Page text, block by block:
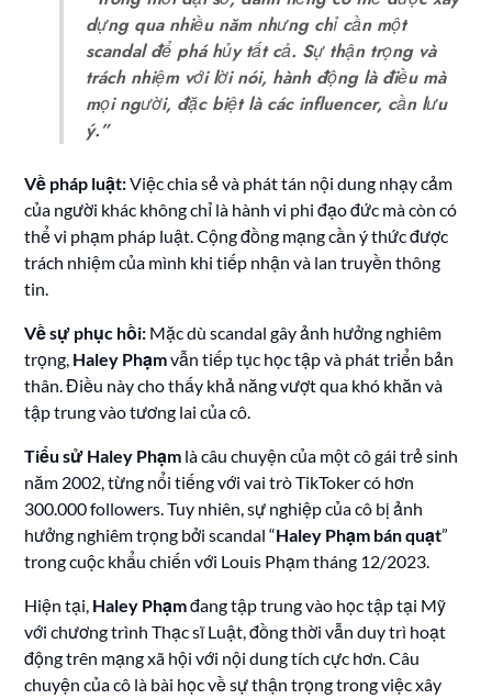
dựng qua nhiều năm nhưng chỉ cần một
scandal để phá hủy tất cả. Sự thận trọng và
trách nhiệm với lời nói, hành động là điều mà
mọi người, đặc biệt là các influencer, cần lưu
ý.”
Về pháp luật:Việc chia sẻ và phát tán nội dung nhạy cảm
của người khác không chỉ là hành vi phi đạo đức mà còn có
thể vi phạm pháp luật. Cộng đồng mạng cần ý thức được
trách nhiệm của mình khi tiếp nhận và lan truyền thông
tin.
Về sự phục hồi: Mặc dù scandal gây ảnh hưởng nghiêm
trọng, Haley Phạmvẫn tiếp tục học tập và phát triển bản
thân. Điều này cho thấy khả năng vượt qua khó khăn và
tập trung vào tương lai của cô.
Tiểu sử Haley Phạm là câu chuyện của một cô gái trẻ sinh
năm 2002, từng nổi tiếng với vai trò TikToker có hơn
300.000 followers. Tuy nhiên, sự nghiệp của cô bị ảnh
hưởng nghiêm trọng bởi scandal “Haley Phạm bán quạt”
trong cuộc khẩu chiến với Louis Phạm tháng 12/2023.
Hiện tại, Haley Phạmđang tập trung vào học tập tại Mỹ
với chương trình Thạc sĩ Luật, đồng thời vẫn duy trì hoạt
động trên mạng xã hội với nội dung tích cực hơn. Câu
chuyện của cô là bài học về sự thận trọng trong việc xây